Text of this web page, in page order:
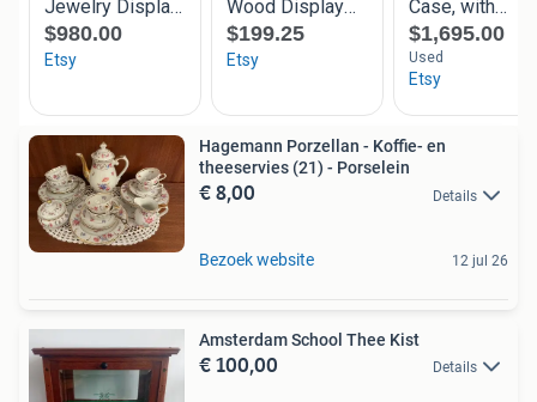
Hagemann Porzellan - Koffie- en
theeservies (21) - Porselein
€ 8,00 Details
Bezoek website 12 jul 26
Amsterdam School Thee Kist
€ 100,00 Details